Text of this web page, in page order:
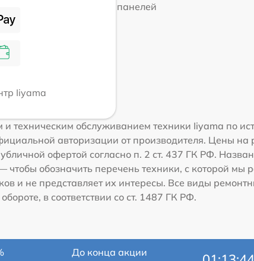
Iiyama
панелей
техническим обслуживанием техники Iiyama по
авторизации от производителя. Цены
офертой согласно п. 2 ст. 437 ГК РФ.
обозначить перечень техники, с которой
и не представляет их интересы. Все виды
в соответствии со ст. 1487 ГК РФ.
До конца акции